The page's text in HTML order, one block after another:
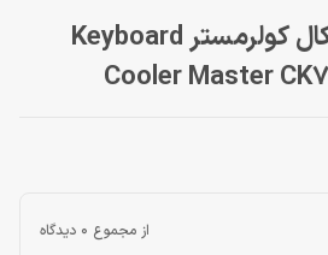
خرید کیبورد مکانیکال کولرمستر Keyboard
Cooler Master
از مجموع 0 دیدگاه